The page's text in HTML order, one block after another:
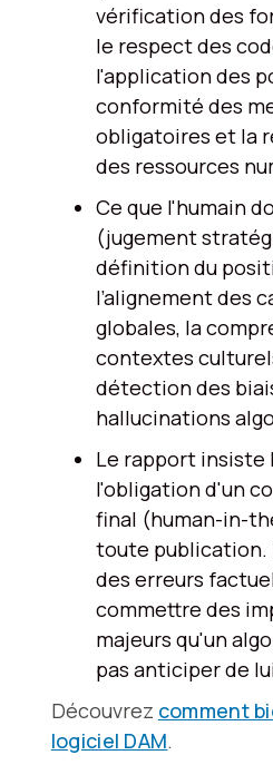
vérification des
le respect des
l'application des
conformité des
obligatoires et la
des ressources
Ce que l'humain
(jugement
définition du
l’alignement des
globales, la
contextes
détection des
hallucinations
Le rapport insiste
l'obligation d'un
final (human-in-
toute publication.
des erreurs
commettre des
majeurs qu'un
pas anticiper de
Découvrez comment
logiciel DAM.